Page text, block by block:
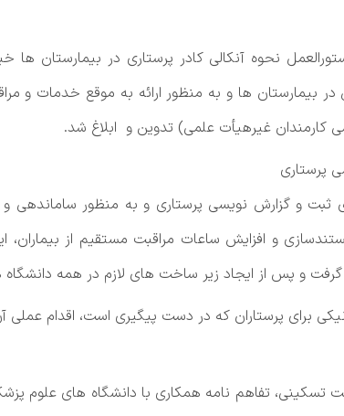
نحوه آنکالی کادر پرستاری در بیمارستان ها
بیمارستان‌ ها و به ‌منظور ارائه به موقع خدمات و
پرستاری
و گزارش نویسی پرستاری و به منظور ساماندهی و
و افزایش ساعات مراقبت مستقیم از
گرفت و پس از ایجاد زیر ساخت ‌های لازم در همه
برای پرستاران که در دست پیگیری است، اقدام عملی
تسکینی، تفاهم نامه همکاری با دانشگاه های